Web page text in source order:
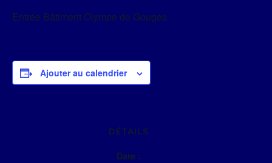
Entrée Bâtiment Olympe de Gouges
Ajouter au calendrier
DÉTAILS
Date :